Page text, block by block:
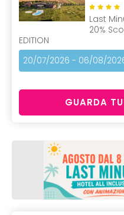
Last
20%
EDITION
20/07/2026 - 06/08/
GUARDA